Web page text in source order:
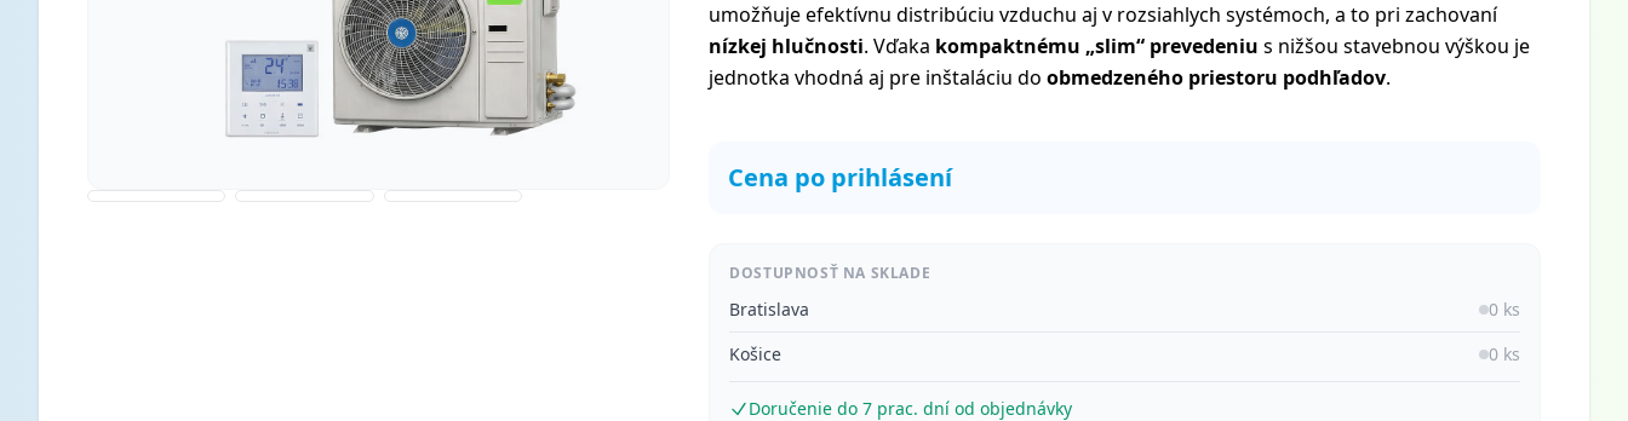
umožňuje efektívnu distribúciu vzduchu aj v rozsiahlych systémoch, a to pri zachovaní
nízkej hlučnosti. Vďaka kompaktnému „slim“ prevedeniu s nižšou stavebnou výškou je
jednotka vhodná aj pre inštaláciu doobmedzeného priestoru podhľadov.
Cena po prihlásení
DOSTUPNOSŤ NA SKLADE
Bratislava
0 ks
Košice
0 ks
Doručenie do 7 prac. dní od objednávky